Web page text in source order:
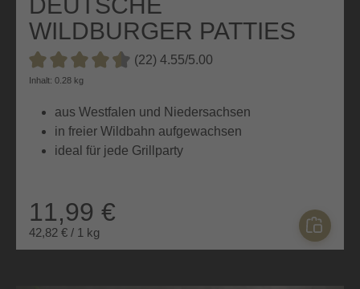
WILDBURGER PATTIES
Durchschnittliche Bewertung von 4.5 von 5 Sternen
(22) 4.55/5.00
Inhalt: 0.28 kg
aus Westfalen und Niedersachsen
in freier Wildbahn aufgewachsen
ideal für jede Grillparty
11,99 €
42,82 € / 1 kg